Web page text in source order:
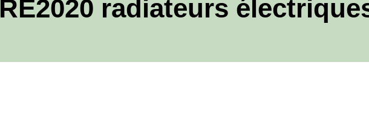
RE2020 radiateurs